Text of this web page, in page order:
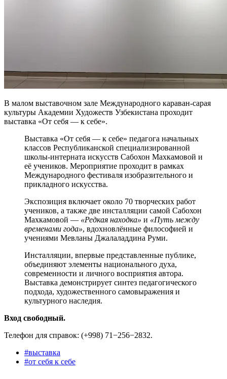
В малом выставочном зале Международного караван-сарая
культуры Академии Художеств Узбекистана проходит
выставка «От себя — к себе».
Выставка «От себя — к себе» педагога начальных
классов Республиканской специализированной
школы-интерната искусств Сабохон Махкамовой и
её учеников. Мероприятие проходит в рамках
Международного фестиваля изобразительного и
прикладного искусства.
Экспозиция включает около 70 творческих работ
учеников, а также две инсталляции самой Сабохон
Махкамовой — «Редкая находка» и «Путь между
временами года», вдохновлённые философией и
учениями Мевланы Джалаладдина Руми.
Инсталляции, впервые представленные публике,
объединяют элементы национального духа,
современности и личного восприятия автора.
Выставка демонстрирует синтез педагогического
подхода, художественного самовыражения и
культурного наследия.
Вход свободный.
Телефон для справок: (+998) 71−256−2832.
#выставка
#от себя к себе